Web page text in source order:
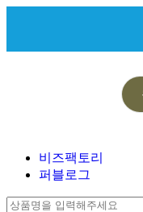
비즈팩토리
퍼블로그